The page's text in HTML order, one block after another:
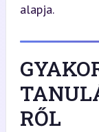
alapja.
RŐL